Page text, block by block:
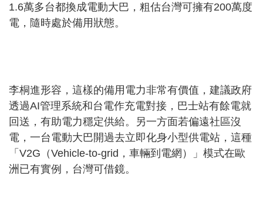
1.6萬多台都換成電動大巴，粗估台灣可擁有200萬度
電，隨時處於備用狀態。
李桐進形容，這樣的備用電力非常有價值，建議政府
透過AI管理系統和台電作充電對接，巴士站有餘電就
回送，有助電力穩定供給。另一方面若偏遠社區沒
電，一台電動大巴開過去立即化身小型供電站，這種
「V2G（Vehicle-to-grid，車輛到電網）」模式在歐
洲已有實例，台灣可借鏡。